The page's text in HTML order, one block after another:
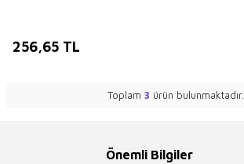
256,65 TL
Toplam 3 ürün bulunmaktadır.
Önemli Bilgiler